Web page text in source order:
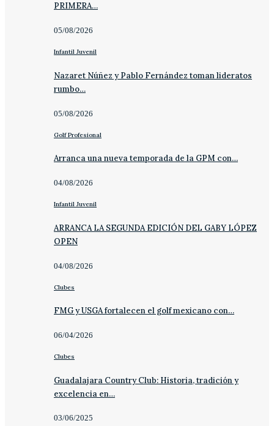
PRIMERA…
05/08/2026
Infantil Juvenil
Nazaret Núñez y Pablo Fernández toman lideratos
rumbo…
05/08/2026
Golf Profesional
Arranca una nueva temporada de la GPM con…
04/08/2026
Infantil Juvenil
ARRANCA LA SEGUNDA EDICIÓN DEL GABY LÓPEZ
OPEN
04/08/2026
Clubes
FMG y USGA fortalecen el golf mexicano con…
06/04/2026
Clubes
Guadalajara Country Club: Historia, tradición y
excelencia en…
03/06/2025